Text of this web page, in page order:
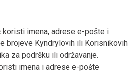
koristi imena, adrese e-pošte i
brojeve Kyndrylovih ili Korisnikovih
za podršku ili održavanje.
imena i adrese e-pošte